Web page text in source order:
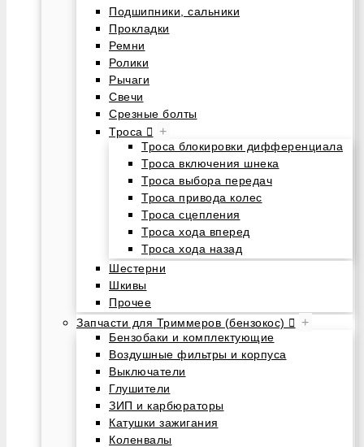
Подшипники, сальники
Прокладки
Ремни
Ролики
Рычаги
Свечи
Срезные болты
Троса
+
Троса блокировки дифференциала
Троса включения шнека
Троса выбора передач
Троса привода колес
Троса сцепления
Троса хода вперед
Троса хода назад
Шестерни
Шкивы
Прочее
Запчасти для Триммеров (бензокос)
+
Бензобаки и комплектующие
Воздушные фильтры и корпуса
Выключатели
Глушители
ЗИП и карбюраторы
Катушки зажигания
Коленвалы